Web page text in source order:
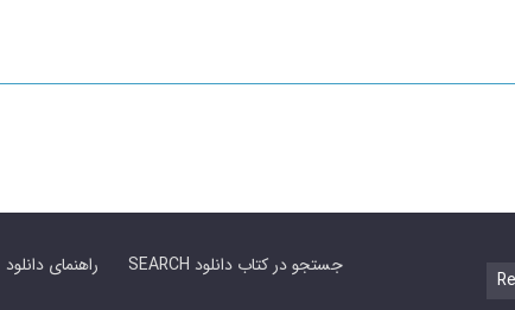
راهنمای دانلود SEARCH جستجو در کتاب دانلود